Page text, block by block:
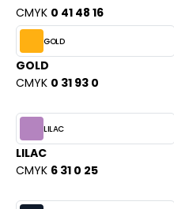
SERIE
CMYK 0 41 48 16
GOLD
GOLD
CMYK 0 31 93 0
LILAC
LILAC
CMYK 6 31 0 25